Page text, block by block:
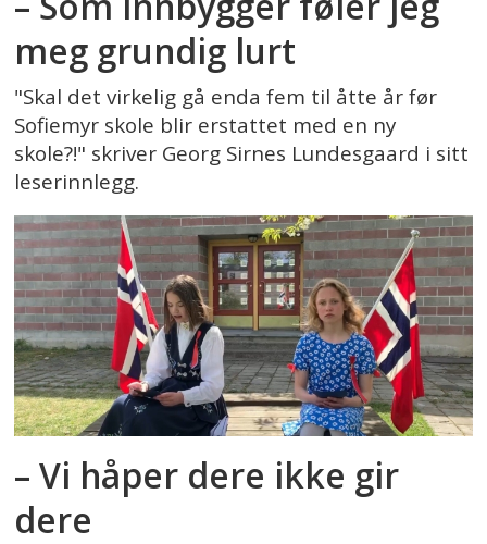
meg grundig lurt
"Skal det virkelig gå enda fem til åtte år før
Sofiemyr skole blir erstattet med en ny
skole?!" skriver Georg Sirnes Lundesgaard i sitt
leserinnlegg.
– Vi håper dere ikke gir
dere